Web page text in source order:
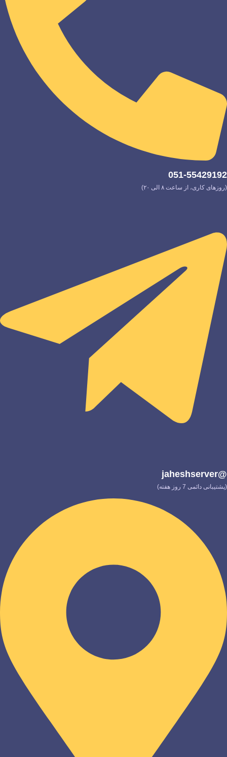
051-55429192
(روزهای کاری، از ساعت ۸ الی ۲۰)
@jaheshserver
(پشتیبانی دائمی 7 روز هفته)